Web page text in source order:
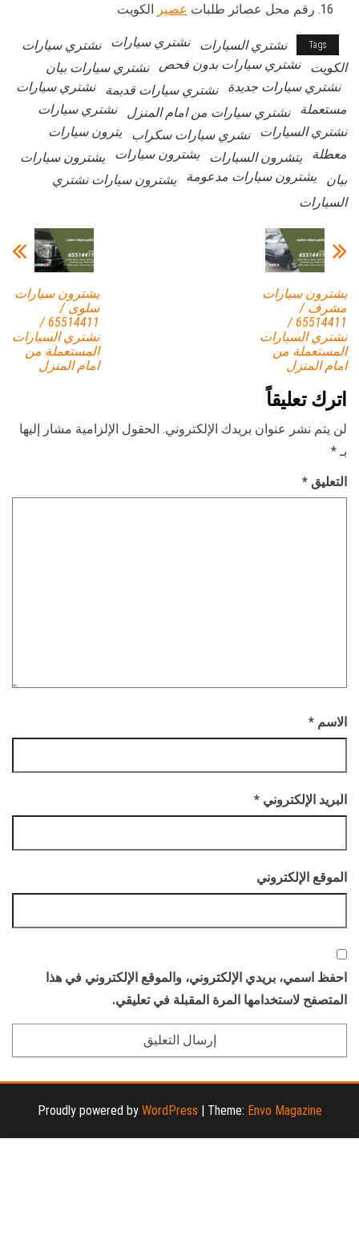
رقم محل عصائر طلبات عصير الكويت
Tags نشتري السيارات نشتري سيارات
نشتري سيارات
الكويت
نشتري سيارات بدون فحص
نشتري سيارات بيان
نشتري سيارات جديدة
نشتري سيارات قديمة
نشتري سيارات
مستعملة
نشتري سيارات من امام المنزل
نشتري سيارات
نشتري السيارات
نشري سيارات سكراب
يترون سيارات
معطلة
يتشرون السيارات يشترون سيارات
يشترون سيارات
بيان
يشترون سيارات مدعومة
يشترون سيارات نشتري
السيارات
يشترون سيارات
سلوى /
65514411 /
نشتري السيارات
المستعملة من
امام المنزل
يشترون سيارات
مشرف /
65514411 /
نشتري السيارات
المستعملة من
امام المنزل
اترك تعليقاً
لن يتم نشر عنوان بريدك الإلكتروني. الحقول الإلزامية مشار إليها
بـ*
التعليق *
الاسم *
البريد الإلكتروني *
الموقع الإلكتروني
احفظ اسمي، بريدي الإلكتروني، والموقع الإلكتروني في هذا
المتصفح لاستخدامها المرة المقبلة في تعليقي.
Proudly powered by WordPress Theme: Envo Magazine